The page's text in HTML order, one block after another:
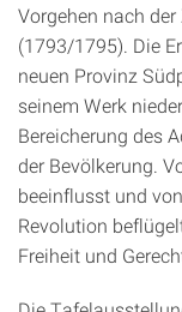
Vorgehen nach
(1793/1795). Die
neuen Provinz
seinem Werk
Bereicherung des
der Bevölkerung.
beeinflusst und
Revolution
Freiheit und